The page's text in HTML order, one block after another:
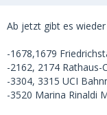
Ab jetzt gibt es
-1678,1679
-2162, 2174 Rathaus-
-3304, 3315 UCI
-3520 Marina Rinaldi